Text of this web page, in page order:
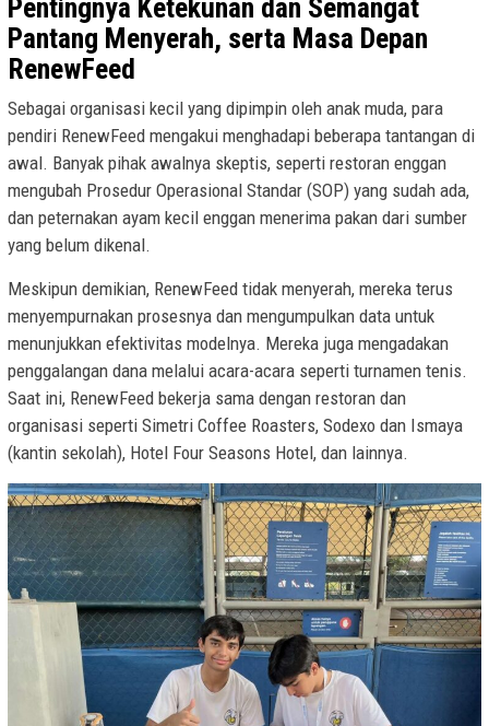
Pentingnya Ketekunan dan Semangat
Pantang Menyerah, serta Masa Depan
RenewFeed
Sebagai organisasi kecil yang dipimpin oleh anak muda, para
pendiri RenewFeed mengakui menghadapi beberapa tantangan di
awal. Banyak pihak awalnya skeptis, seperti restoran enggan
mengubah Prosedur Operasional Standar (SOP) yang sudah ada,
dan peternakan ayam kecil enggan menerima pakan dari sumber
yang belum dikenal.
Meskipun demikian, RenewFeed tidak menyerah, mereka terus
menyempurnakan prosesnya dan mengumpulkan data untuk
menunjukkan efektivitas modelnya. Mereka juga mengadakan
penggalangan dana melalui acara-acara seperti turnamen tenis.
Saat ini, RenewFeed bekerja sama dengan restoran dan
organisasi seperti Simetri Coffee Roasters, Sodexo dan Ismaya
(kantin sekolah), Hotel Four Seasons Hotel, dan lainnya.